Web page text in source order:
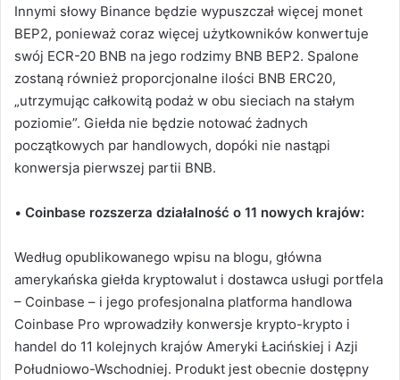
Innymi słowy Binance będzie wypuszczał więcej monet
BEP2, ponieważ coraz więcej użytkowników konwertuje
swój ECR-20 BNB na jego rodzimy BNB BEP2. Spalone
zostaną również proporcjonalne ilości BNB ERC20,
„utrzymując całkowitą podaż w obu sieciach na stałym
poziomie”. Giełda nie będzie notować żadnych
początkowych par handlowych, dopóki nie nastąpi
konwersja pierwszej partii BNB.
• Coinbase rozszerza działalność o 11 nowych krajów:
Według opublikowanego wpisu na blogu, główna
amerykańska giełda kryptowalut i dostawca usługi portfela
– Coinbase – i jego profesjonalna platforma handlowa
Coinbase Pro wprowadziły konwersje krypto-krypto i
handel do 11 kolejnych krajów Ameryki Łacińskiej i Azji
Południowo-Wschodniej. Produkt jest obecnie dostępny